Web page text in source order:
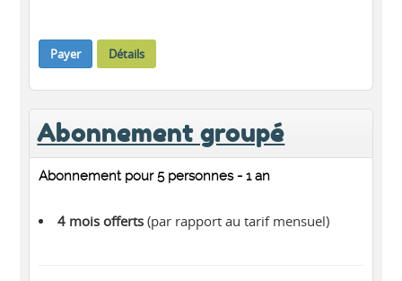
Payer Détails
Abonnement groupé
Abonnement pour 5 personnes - 1 an
4 mois offerts(par rapport au tarif mensuel)